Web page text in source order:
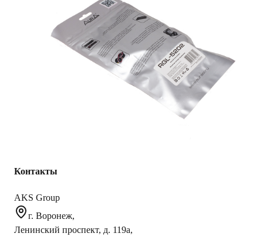
d/c/8/9/
Вес Брутто0
Тип интерфейсаШумоподавитель
Контакты
AKS Group
г. Воронеж,
Ленинский проспект, д. 119а,